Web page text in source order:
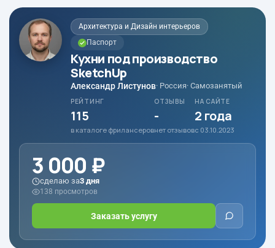
Архитектура и Дизайн интерьеров
Паспорт
Кухни под производство
SketchUp
Александр Листунов· Россия· Самозанятый
РЕЙТИНГ
115
в каталоге фрилансеров
ОТЗЫВЫ
-
нет отзывов
НА САЙТЕ
2 года
с 03.10.2023
3 000 ₽
сделаю за3 дня
138 просмотров
Заказать услугу